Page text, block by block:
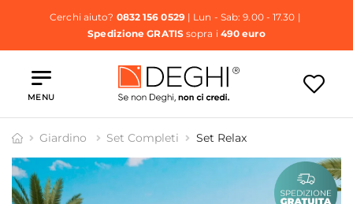
Cerchi aiuto? 0832 156 0529| Lun - Sab: 9.00 - 17.30 |
Spedizione GRATISsopra i 490 euro
MENU
Giardino Set Completi Set Relax